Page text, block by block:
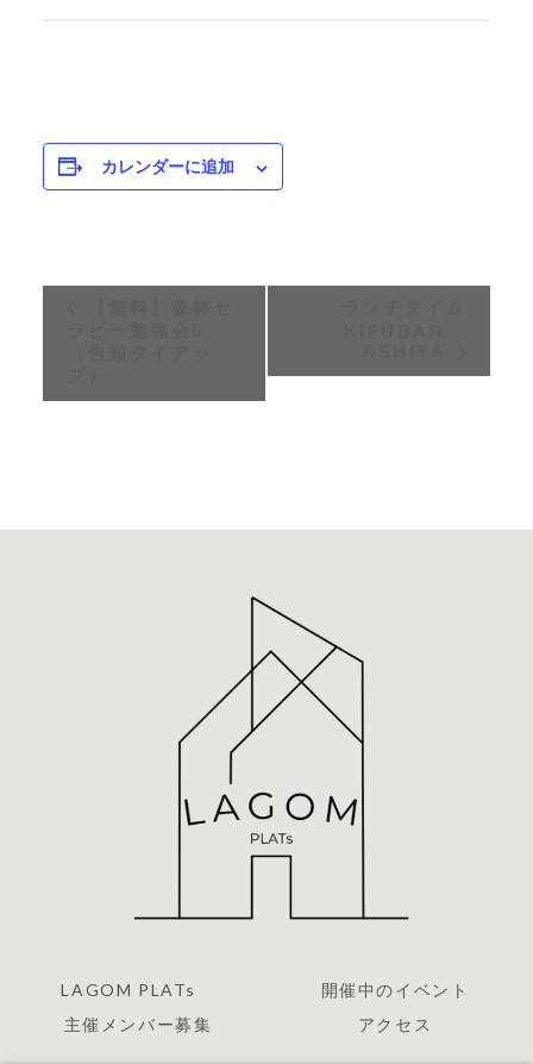
カレンダーに追加
LAGOM PLATs
開催中のイベント
主催メンバー募集
アクセス